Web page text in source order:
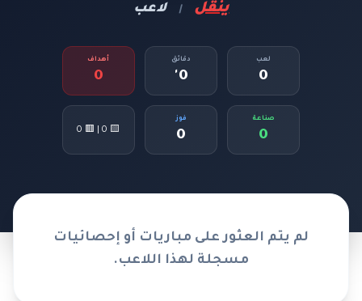
ينقل | لاعب
لعب
0
دقائق
0'
أهداف
0
صناعة
0
فوز
0
🟨 0 | 🟥 0
لم يتم العثور على مباريات أو إحصائيات
مسجلة لهذا اللاعب.